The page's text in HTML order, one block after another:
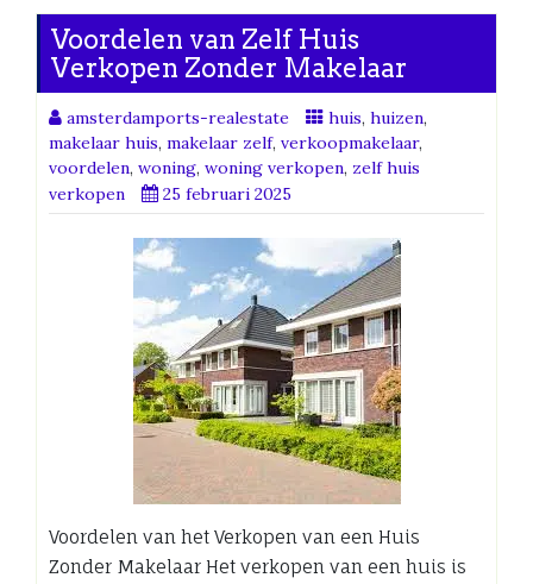
Voordelen van Zelf Huis
Verkopen Zonder Makelaar
amsterdamports-realestate huis, huizen,
makelaar huis, makelaar zelf, verkoopmakelaar,
voordelen, woning, woning verkopen, zelf huis
verkopen
25 februari 2025
Voordelen van het Verkopen van een Huis
Zonder Makelaar Het verkopen van een huis is